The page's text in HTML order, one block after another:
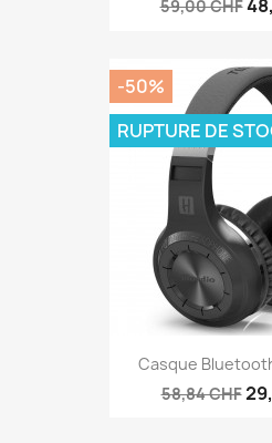
59,00 CHF
Casque
58,84 CHF
-50%
RUPTURE DE